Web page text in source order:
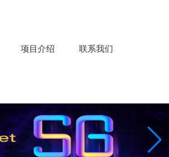
项目介绍 联系我们